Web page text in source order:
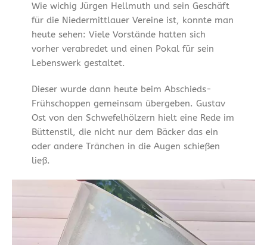
Wie wichig Jürgen Hellmuth und sein Geschäft
für die Niedermittlauer Vereine ist, konnte man
heute sehen: Viele Vorstände hatten sich
vorher verabredet und einen Pokal für sein
Lebenswerk gestaltet.
Dieser wurde dann heute beim Abschieds-
Frühschoppen gemeinsam übergeben. Gustav
Ost von den Schwefelhölzern hielt eine Rede im
Büttenstil, die nicht nur dem Bäcker das ein
oder andere Tränchen in die Augen schießen
ließ.